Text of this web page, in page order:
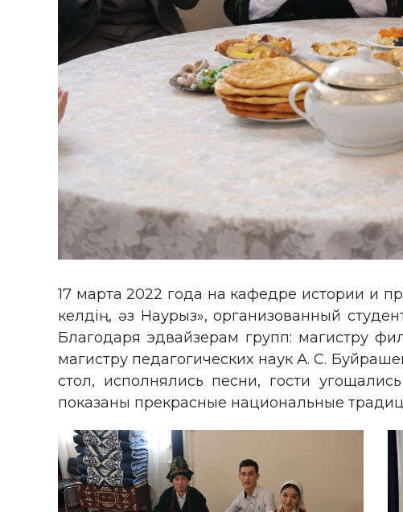
17 марта 2022 года на кафедре истории и
келдің, әз Наурыз», организованный
Благодаря эдвайзерам групп: магистру
магистру педагогических наук А. С.
стол, исполнялись песни, гости
показаны прекрасные национальные